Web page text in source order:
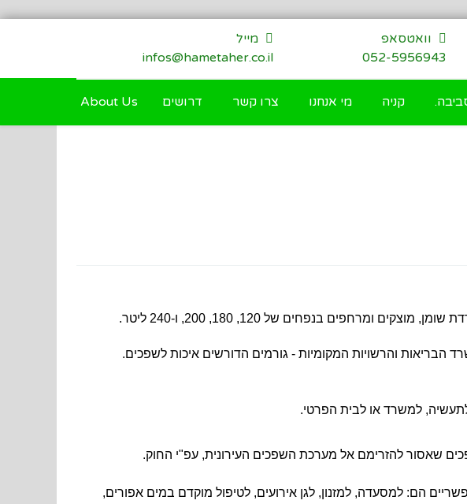
וואטסאפ
052-5956943
מייל
infos@hametaher.co.il
קניה מי אנחנו צרו קשר דרושים About Us
והרשויות המקומיות - גורמים הדורשים איכות לשפכים.
שאסור להזרימם אל מערכת השפכים העירונית, עפ"י החוק.
הם: למסעדה, למזנון, לגן אירועים, לטיפול מוקדם במים אפורים,